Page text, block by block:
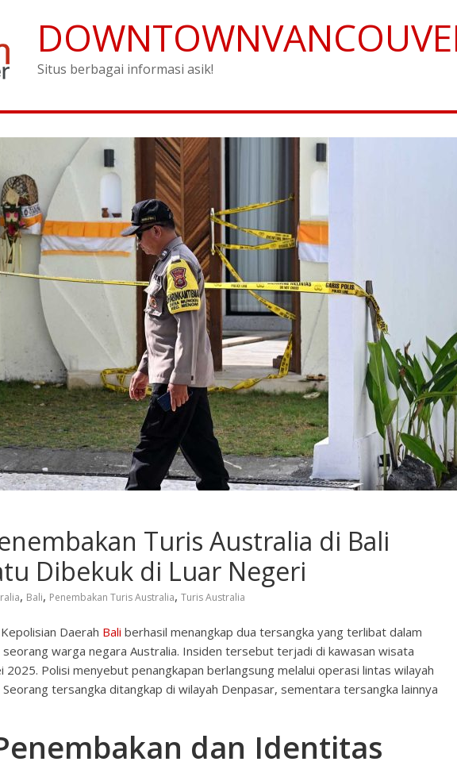
Situs berbagai informasi asik!
Turis Australia di Bali
Dibekuk di Luar Negeri
, Bali, Penembakan Turis Australia, Turis Australia
Kepolisian Daerah Bali berhasil menangkap dua tersangka yang terlibat dalam
warga negara Australia. Insiden tersebut terjadi di kawasan wisata
2025. Polisi menyebut penangkapan berlangsung melalui operasi lintas wilayah
tersangka ditangkap di wilayah Denpasar, sementara tersangka lainnya
dan Identitas